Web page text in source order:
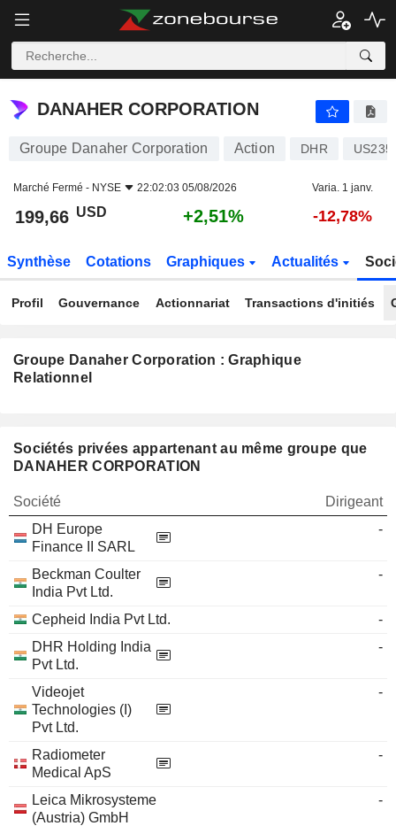
DANAHER CORPORATION
DANAHER CORPORATION
Groupe Danaher Corporation Action DHR
Marché Fermé - NYSE 22:02:03 05/08/2026 Varia. 1 janv.
199,66 USD +2,51% -12,78%
Synthèse Cotations Graphiques Actualités
Profil Gouvernance Actionnariat Transactions d'initiés
Groupe Danaher Corporation : Graphique
Relationnel
Sociétés privées appartenant au même groupe que
DANAHER CORPORATION
Société
Dirigeant
DH Europe
Finance II SARL
-
Beckman Coulter
India Pvt Ltd.
-
Cepheid India Pvt Ltd.
-
DHR Holding India
Pvt Ltd.
-
Videojet
Technologies (I)
Pvt Ltd.
-
Radiometer
Medical ApS
-
Leica Mikrosysteme
(Austria) GmbH
-